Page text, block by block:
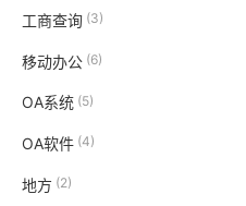
工商查询 (3)
移动办公 (6)
OA系统 (5)
OA软件 (4)
地方 (2)